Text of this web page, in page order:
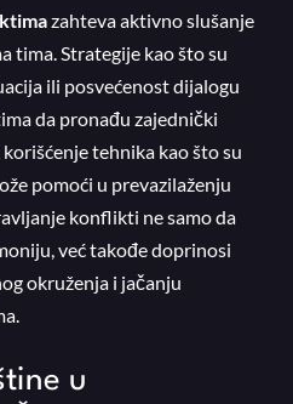
zahteva aktivno slušanje
tima. Strategije kao što su
ili posvećenost dijalogu
da pronađu zajednički
tehnika kao što su
pomoći u prevazilaženju
konflikti ne samo da
već takođe doprinosi
okruženja i jačanju
u